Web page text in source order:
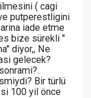
( cagi
putperestligini
iade etme
bize sürekli "
diyor,, Ne
gelecek?
Bir türlü
100 yil önce